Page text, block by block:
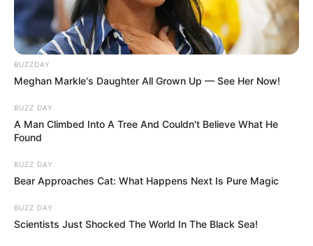
BUZZDAY
Meghan Markle's Daughter All Grown Up — See Her Now!
BUZZ DAY
A Man Climbed Into A Tree And Couldn't Believe What He
Found
BUZZ DAY
Bear Approaches Cat: What Happens Next Is Pure Magic
BUZZ DAY
Scientists Just Shocked The World In The Black Sea!